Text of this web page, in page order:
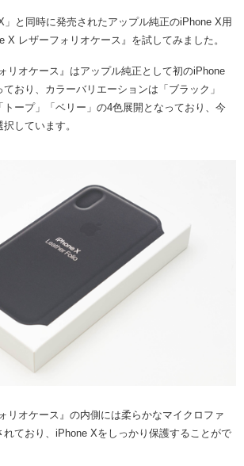
」と同時に発売されたアップル純正のiPhone X用
X レザーフォリオケース』を試してみました。
リオケース』はアップル純正として初のiPhone
おり、カラーバリエーションは「ブラック」
トープ」「ベリー」の4色展開となっており、今
しています。
リオケース』の内側には柔らかなマイクロファ
れており、iPhone Xをしっかり保護することがで